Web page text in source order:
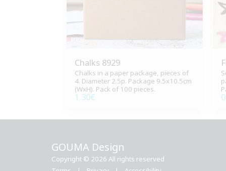
Chalks 8929
Chalks in a paper package, pieces of
4. Diameter 2.5p. Package 9.5x10.5cm
(WxH). Pack of 100 pieces.
1.30€
GOUMA Design
Copyright © 2026 All rights reserved